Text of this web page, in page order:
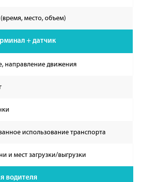
место, объем)
+ датчик
направление движения
использование транспорта
и мест загрузки/выгрузки
водителя